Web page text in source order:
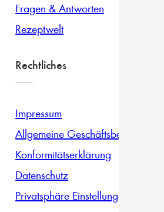
Fragen & Antworten
Rezeptwelt
Rechtliches
Impressum
Allgemeine Geschäftsbedingungen
Konformitätserklärung
Datenschutz
Privatsphäre Einstellungen